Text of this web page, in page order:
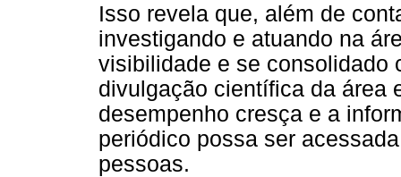
Isso revela que, além de
investigando e atuando na
visibilidade e se consolidado
divulgação científica da área
desempenho cresça e a
periódico possa ser
pessoas.